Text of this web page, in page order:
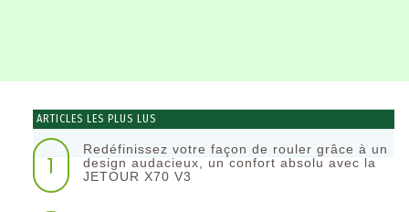
ARTICLES LES PLUS LUS
1
Redéfinissez votre façon de rouler grâce à un
design audacieux, un confort absolu avec la
JETOUR X70 V3